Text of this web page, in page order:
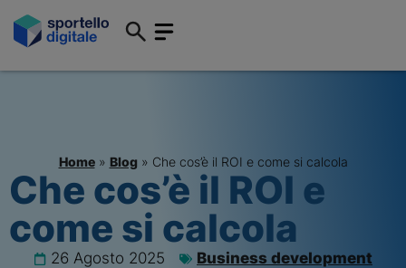
Home» Blog » Che cos’è il ROI e come si calcola
Che cos’è il ROI e
come si calcola
26 Agosto 2025 Business development